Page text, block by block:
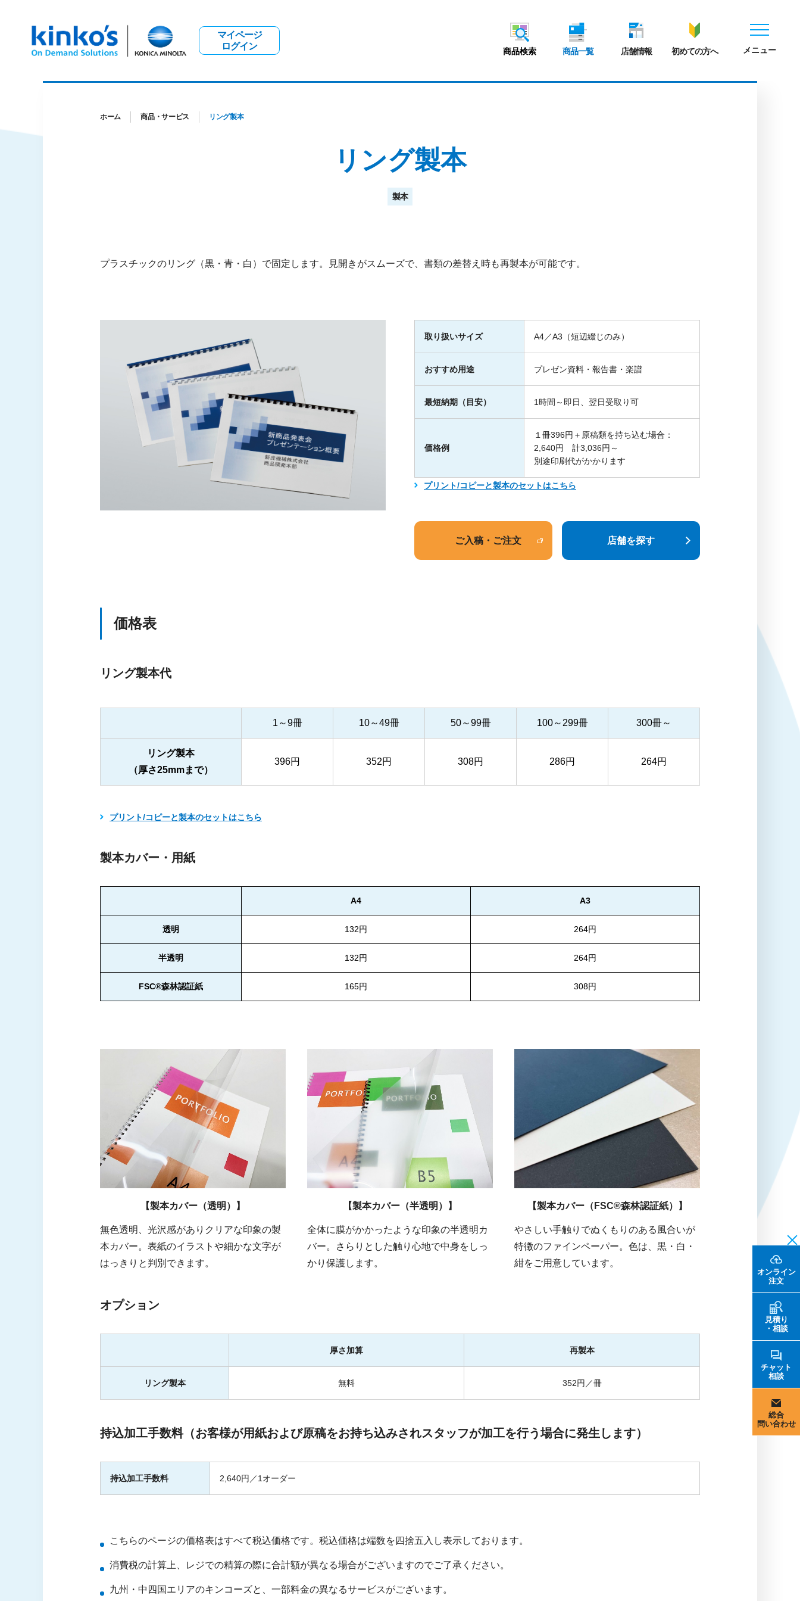
マイページ
ログイン
商品検索 商品一覧 店舗情報 初めての方へ メニュー
オンライン
注文
見積り
・相談
チャット
相談
総合
問い合わせ
ホーム 商品・サービス リング製本
リング製本
製本
プラスチックのリング（黒・青・白）で固定します。見開きがスムーズで、書類の差替え時も再製本が可能です。
取り扱いサイズ A4／A3（短辺綴じのみ）
おすすめ用途 プレゼン資料・報告書・楽譜
最短納期（目安） 1時間～即日、翌日受取り可
価格例
１冊396円＋原稿類を持ち込む場合：
2,640円 計3,036円～
別途印刷代がかかります
プリント/コピーと製本のセットはこちら
ご入稿・ご注文 店舗を探す
価格表
リング製本代
1～9冊 10～49冊 50～99冊 100～299冊 300冊～
リング製本
（厚さ25mmまで）
396円 352円 308円 286円 264円
プリント/コピーと製本のセットはこちら
製本カバー・用紙
A4 A3
透明 132円 264円
半透明 132円 264円
FSC®森林認証紙 165円 308円
【製本カバー（透明）】
無色透明、光沢感がありクリアな印象の製
本カバー。表紙のイラストや細かな文字が
はっきりと判別できます。
【製本カバー（半透明）】
全体に膜がかかったような印象の半透明カ
バー。さらりとした触り心地で中身をしっ
かり保護します。
【製本カバー（FSC®森林認証紙）】
やさしい手触りでぬくもりのある風合いが
特徴のファインペーパー。色は、黒・白・
紺をご用意しています。
オプション
厚さ加算 再製本
リング製本 無料 352円／冊
持込加工手数料（お客様が用紙および原稿をお持ち込みされスタッフが加工を行う場合に発生します）
持込加工手数料 2,640円／1オーダー
こちらのページの価格表はすべて税込価格です。税込価格は端数を四捨五入し表示しております。
消費税の計算上、レジでの精算の際に合計額が異なる場合がございますのでご了承ください。
九州・中四国エリアのキンコーズと、一部料金の異なるサービスがございます。